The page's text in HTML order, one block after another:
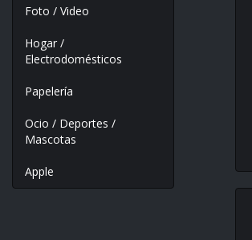
Foto / Video
Hogar /
Electrodomésticos
Papelería
Ocio / Deportes /
Mascotas
Apple